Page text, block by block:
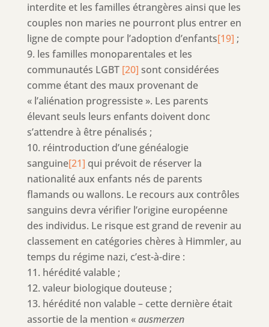
interdite et les familles étrangères ainsi que les
couples non maries ne pourront plus entrer en
ligne de compte pour l’adoption d’enfants[19] ;
les familles monoparentales et les
communautés LGBT [20] sont considérées
comme étant des maux provenant de
« l’aliénation progressiste ». Les parents
élevant seuls leurs enfants doivent donc
s’attendre à être pénalisés ;
réintroduction d’une généalogie
sanguine[21] qui prévoit de réserver la
nationalité aux enfants nés de parents
flamands ou wallons. Le recours aux contrôles
sanguins devra vérifier l’origine européenne
des individus. Le risque est grand de revenir au
classement en catégories chères à Himmler, au
temps du régime nazi, c’est-à-dire :
hérédité valable ;
valeur biologique douteuse ;
hérédité non valable – cette dernière était
assortie de la mention «ausmerzen